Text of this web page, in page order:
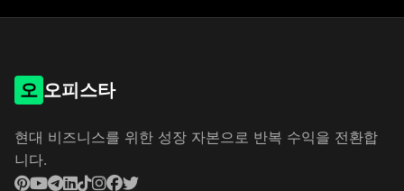
오 오피스타
현대 비즈니스를 위한 성장 자본으로 반복 수익을 전환합
니다.